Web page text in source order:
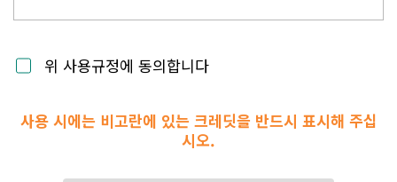
위 사용규정에 동의합니다
사용 시에는 비고란에 있는 크레딧을 반드시 표시해 주십
시오.